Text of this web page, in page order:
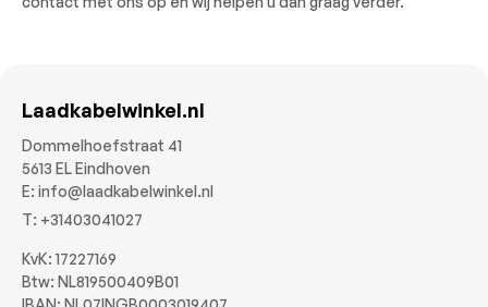
Laadkabelwinkel.nl
Dommelhoefstraat 41
5613 EL Eindhoven
E: info@laadkabelwinkel.nl
T: +31403041027
KvK: 17227169
Btw: NL819500409B01